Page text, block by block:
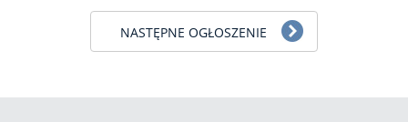
NASTĘPNE OGŁOSZENIE